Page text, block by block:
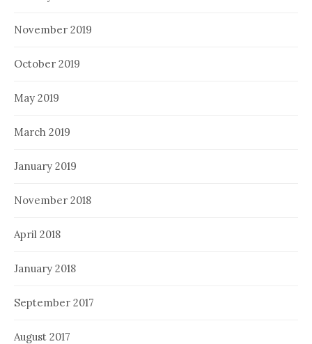
November 2019
October 2019
May 2019
March 2019
January 2019
November 2018
April 2018
January 2018
September 2017
August 2017